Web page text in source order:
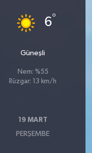
6°
Güneşli
Nem: %55
Rüzgar: 13 km/h
19 MART
PERŞEMBE